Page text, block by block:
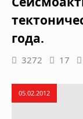
года.
3272 17
05.02.2012